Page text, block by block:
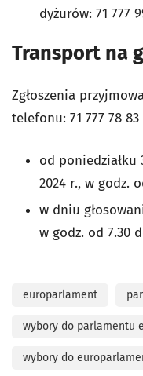
dyżurów: 71 777
Transport na
Zgłoszenia
telefonu: 71 777 78
od poniedziałku
2024 r., w godz.
w dniu
w godz. od 7.30
europarlament
wybory do parlamentu
wybory do